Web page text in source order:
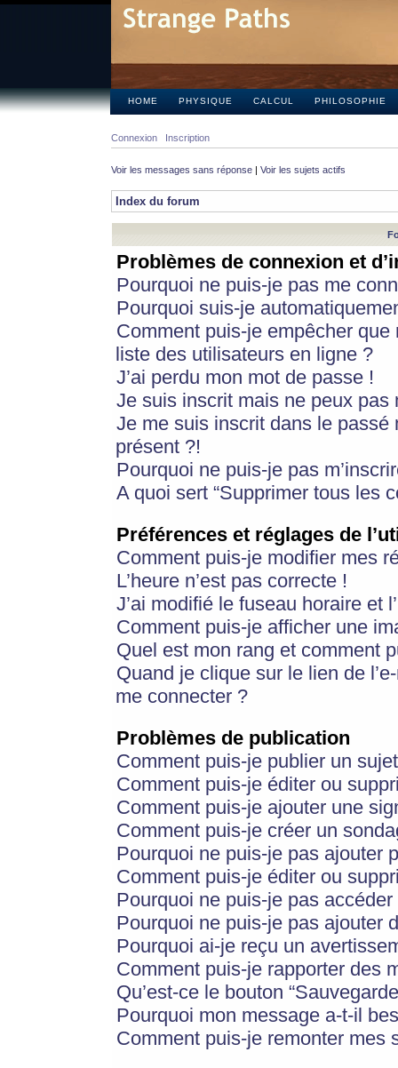
HOME PHYSIQUE CALCUL PHILOSOPHIE
Connexion Inscription
Voir les messages sans réponse | Voir les sujets actifs
Index du forum
Problèmes de connexion et
Pourquoi ne puis-je pas me
Pourquoi suis-je
Comment puis-je empêcher
liste des utilisateurs en ligne ?
J’ai perdu mon mot de passe !
Je suis inscrit mais ne peux pas
Je me suis inscrit dans le
présent ?!
Pourquoi ne puis-je pas
A quoi sert “Supprimer tous les
Préférences et réglages de
Comment puis-je modifier mes
L’heure n’est pas correcte !
J’ai modifié le fuseau horaire et
Comment puis-je afficher une
Quel est mon rang et comment
Quand je clique sur le lien de
me connecter ?
Problèmes de publication
Comment puis-je publier un
Comment puis-je éditer ou
Comment puis-je ajouter une
Comment puis-je créer un
Pourquoi ne puis-je pas ajouter
Comment puis-je éditer ou
Pourquoi ne puis-je pas
Pourquoi ne puis-je pas ajouter
Pourquoi ai-je reçu un
Comment puis-je rapporter des
Qu’est-ce le bouton
Pourquoi mon message a-t-il
Comment puis-je remonter mes